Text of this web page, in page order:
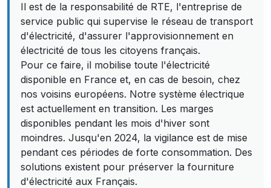
Il est de la responsabilité de RTE, l'entreprise de
service public qui supervise le réseau de transport
d'électricité, d'assurer l'approvisionnement en
électricité de tous les citoyens français.
Pour ce faire, il mobilise toute l'électricité
disponible en France et, en cas de besoin, chez
nos voisins européens. Notre système électrique
est actuellement en transition. Les marges
disponibles pendant les mois d'hiver sont
moindres. Jusqu'en 2024, la vigilance est de mise
pendant ces périodes de forte consommation. Des
solutions existent pour préserver la fourniture
d'électricité aux Français.